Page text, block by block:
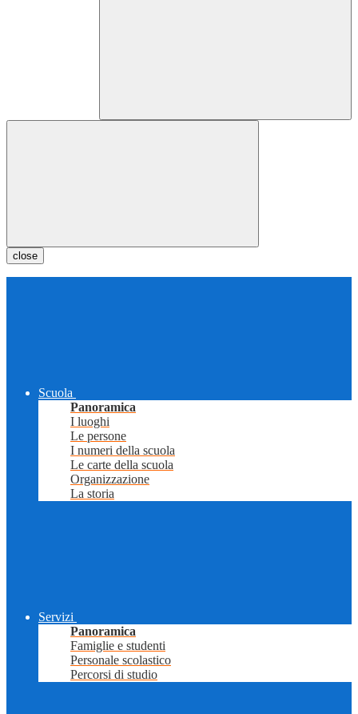
close
Scuola
Panoramica
I luoghi
Le persone
I numeri della scuola
Le carte della scuola
Organizzazione
La storia
Servizi
Panoramica
Famiglie e studenti
Personale scolastico
Percorsi di studio